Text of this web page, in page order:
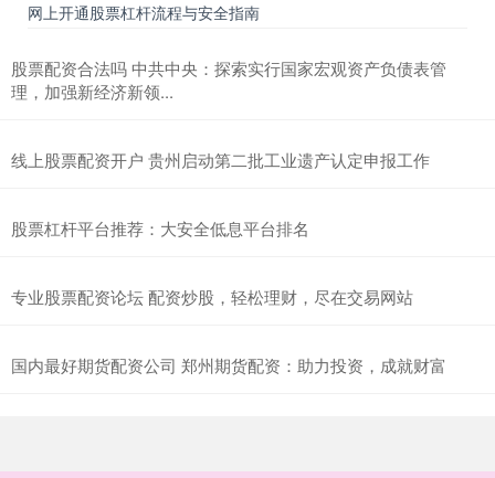
网上开通股票杠杆流程与安全指南
股票配资合法吗 中共中央：探索实行国家宏观资产负债表管
理，加强新经济新领...
线上股票配资开户 贵州启动第二批工业遗产认定申报工作
股票杠杆平台推荐：大安全低息平台排名
专业股票配资论坛 配资炒股，轻松理财，尽在交易网站
国内最好期货配资公司 郑州期货配资：助力投资，成就财富